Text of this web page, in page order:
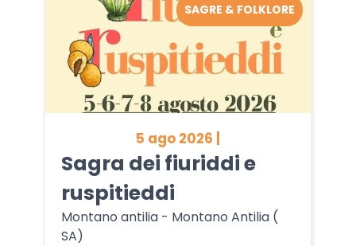
5 ago 2026 |
Sagra dei fiuriddi e
ruspitieddi
Montano antilia - Montano Antilia (
SA)
SAGRE & FOLKLORE